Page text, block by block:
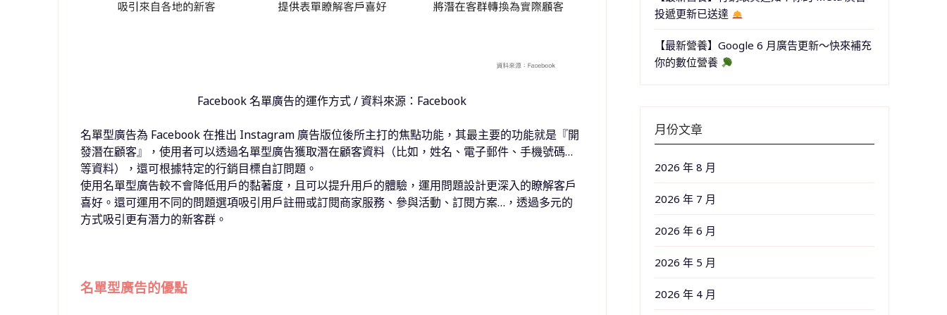
Facebook 名單廣告的運作方式 / 資料來源：Facebook
名單型廣告為 Facebook 在推出 Instagram 廣告版位後所主打的焦點功能，其最主要的功能就是『開
發潛在顧客』，使用者可以透過名單型廣告獲取潛在顧客資料（比如，姓名、電子郵件、手機號碼…
等資料），還可根據特定的行銷目標自訂問題。
使用名單型廣告較不會降低用戶的黏著度，且可以提升用戶的體驗，運用問題設計更深入的瞭解客戶
喜好。還可運用不同的問題選項吸引用戶註冊或訂閱商家服務、參與活動、訂閱方案… ，透過多元的
方式吸引更有潛力的新客群。
名單型廣告的優點
投遞更新已送達
【最新營養】Google 6 月廣告更新～快來補充
你的數位營養
月份文章
2026 年 8 月
2026 年 7 月
2026 年 6 月
2026 年 5 月
2026 年 4 月